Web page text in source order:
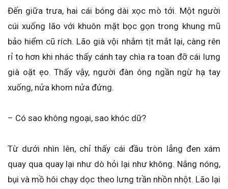
Đến giữa trưa, hai cái bóng dài xọc mò tới. Một người
cúi xuống lão với khuôn mặt bọc gọn trong khung mũ
bảo hiểm cũ rích. Lão già vội nhắm tịt mắt lại, càng rên
rỉ to hơn khi nhác thấy cánh tay chìa ra toan đỡ cái lưng
già oặt ẹo. Thấy vậy, người đàn ông ngần ngừ hạ tay
xuống, nửa khom nửa đứng.
– Có sao không ngoại, sao khóc dữ?
Từ dưới nhìn lên, chỉ thấy cái đầu tròn lẳng đen xám
quay qua quay lại như dò hỏi lại như không. Nắng nóng,
bụi và mồ hôi chạy dọc theo lưng trần nhồn nhột. Lão lại